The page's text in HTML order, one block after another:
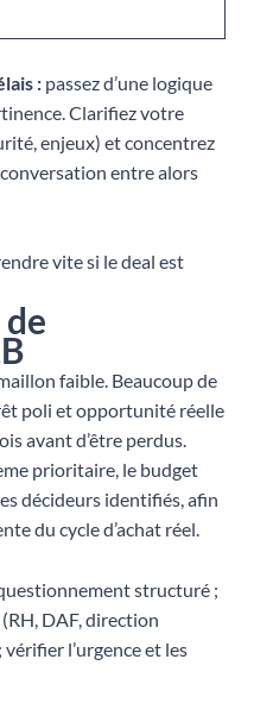
: passez d’une logique
Clarifiez votre
enjeux) et concentrez
entre alors
vite si le deal est
faible. Beaucoup de
poli et opportunité réelle
avant d’être perdus.
prioritaire, le budget
décideurs identifiés, afin
du cycle d’achat réel.
structuré ;
DAF, direction
l’urgence et les